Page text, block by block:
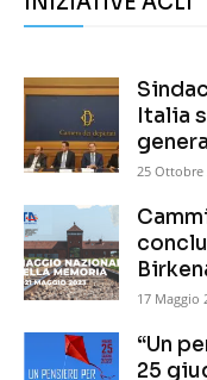
Italia
25 Ottobre
17 Maggio
“Un
25